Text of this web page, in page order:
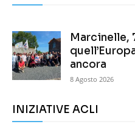
Marcinelle,
ancora
8 Agosto 2026
INIZIATIVE ACLI